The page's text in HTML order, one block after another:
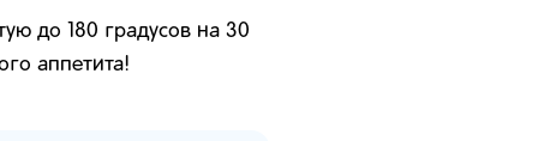
до 180 градусов на 30
аппетита!